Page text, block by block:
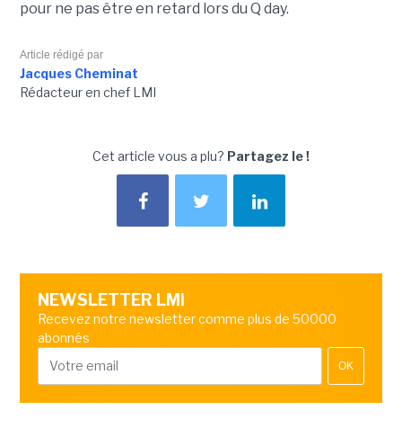
pour ne pas être en retard lors du Q day.
Article rédigé par
Jacques Cheminat
Rédacteur en chef LMI
Cet article vous a plu? Partagez le !
NEWSLETTER LMI
Recevez notre newsletter comme plus de 50000
abonnés
OK